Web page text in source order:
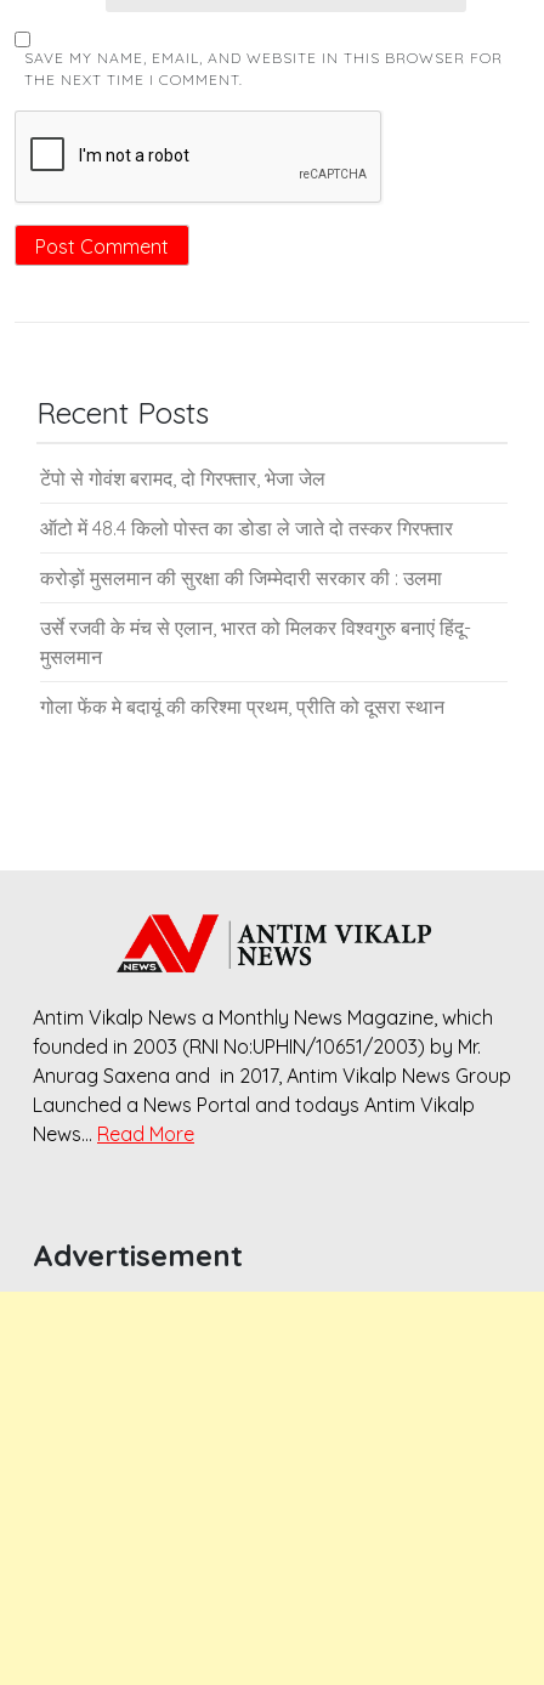
SAVE MY NAME, EMAIL, AND WEBSITE IN THIS BROWSER FOR
THE NEXT TIME I COMMENT.
Recent Posts
टेंपो से गोवंश बरामद, दो गिरफ्तार, भेजा जेल
ऑटो में 48.4 किलो पोस्त का डोडा ले जाते दो तस्कर गिरफ्तार
करोड़ों मुसलमान की सुरक्षा की जिम्मेदारी सरकार की : उलमा
उर्से रजवी के मंच से एलान, भारत को मिलकर विश्वगुरु बनाएं हिंदू-
मुसलमान
गोला फेंक मे बदायूं की करिश्मा प्रथम, प्रीति को दूसरा स्थान
Antim Vikalp News a Monthly News Magazine, which
founded in 2003 (RNI No:UPHIN/10651/2003) by Mr.
Anurag Saxena and in 2017, Antim Vikalp News Group
Launched a News Portal and todays Antim Vikalp
News… Read More
Advertisement